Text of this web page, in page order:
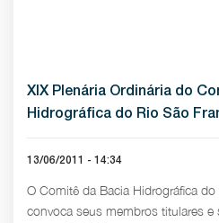
XIX Plenária Ordinária do
Hidrográfica do Rio São
13/06/2011 - 14:34
O Comitê da Bacia Hidrográfica
convoca seus membros titulares e